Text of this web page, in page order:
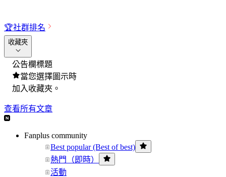
🏆社群排名
收藏夾
公告欄標題
當您選擇圖示時
加入收藏夾。
查看所有文章
Fanplus community
Best popular (Best of best)
熱門（即時）
活動